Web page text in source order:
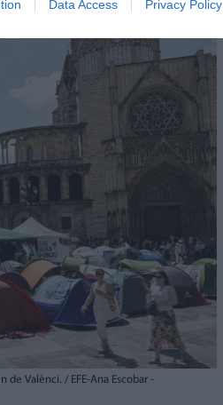
Data Access Privacy Policy
Valènci. / EFE-Ana Escobar -